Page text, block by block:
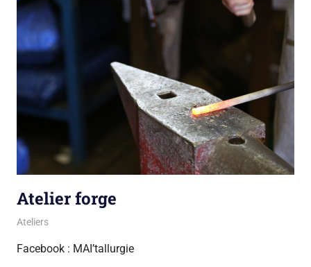
Atelier forge
13 avril 2018
sarah mpa
Ateliers
Facebook : MAI’tallurgie